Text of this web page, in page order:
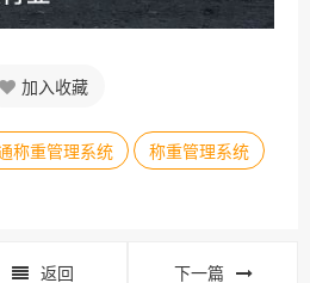
加入收藏
称重管理系统 称重管理系统
返回 下一篇